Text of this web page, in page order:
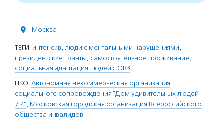
Москва
ТЕГИ: интенсив, люди с ментальными нарушениями,
президентские гранты, самостоятельное проживание,
социальная адаптация людей с ОВЗ
НКО: Автономная некоммерческая организация
социального сопровождения "Дом удивительных людей
77", Московская городская организация Всероссийского
общества инвалидов